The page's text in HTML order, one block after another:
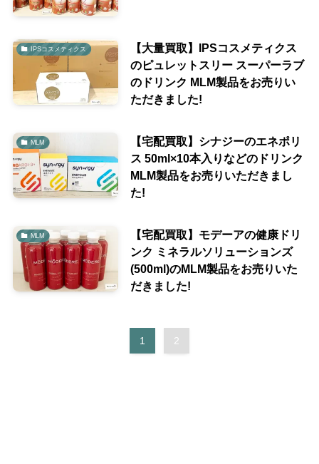
IPSコスメティクス
【大量買取】IPSコスメティクス
のピュレットスリー スーパーラブ
のドリンク MLM製品をお売りい
ただきました!
MLM
【宅配買取】シナジーのエネポリ
ス 50ml×10本入りなどのドリンク
MLM製品をお売りいただきまし
た!
MLM
【宅配買取】モデーアの健康ドリ
ンク ミネラルソリューションズ
(500ml)のMLM製品をお売りいた
だきました!
1 2